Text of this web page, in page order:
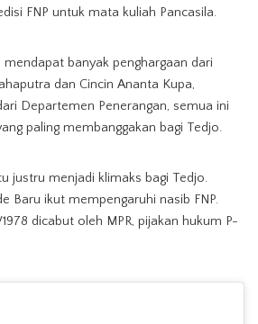
FNP untuk mata kuliah Pancasila.
banyak penghargaan dari
dan Cincin Ananta Kupa,
Departemen Penerangan, semua ini
paling membanggakan bagi Tedjo.
justru menjadi klimaks bagi Tedjo.
Baru ikut mempengaruhi nasib FNP.
dicabut oleh MPR, pijakan hukum P-